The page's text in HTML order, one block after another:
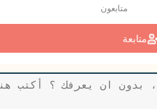
متابعون
متابعة